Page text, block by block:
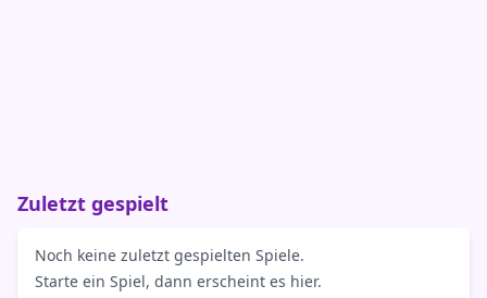
Zuletzt gespielt
Noch keine zuletzt gespielten Spiele.
Starte ein Spiel, dann erscheint es hier.